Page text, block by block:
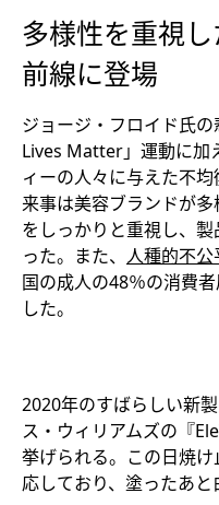
多様性を重視
前線に登場
ジョージ・フロイド氏
Lives Matter」運動に加
ィーの人々に与えた不
来事は美容ブランドが
をしっかりと重視し、
った。また、 人種的不
国の成人の48％の消費
した。
2020年のすばらしい新
ス・ウィリアムズの『
挙げられる。この日焼
応しており、塗ったあと